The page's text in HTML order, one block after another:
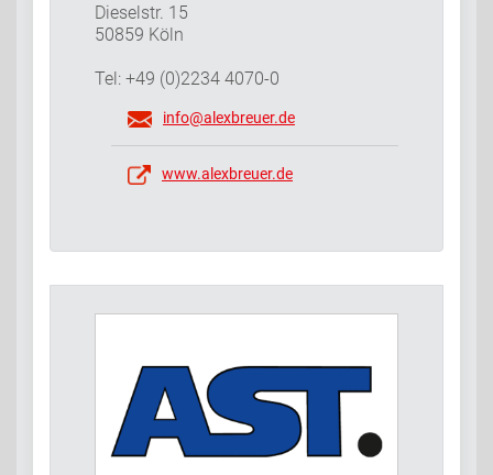
Dieselstr. 15
50859 Köln
Tel: +49 (0)2234 4070-0
info@alexbreuer.de
www.alexbreuer.de